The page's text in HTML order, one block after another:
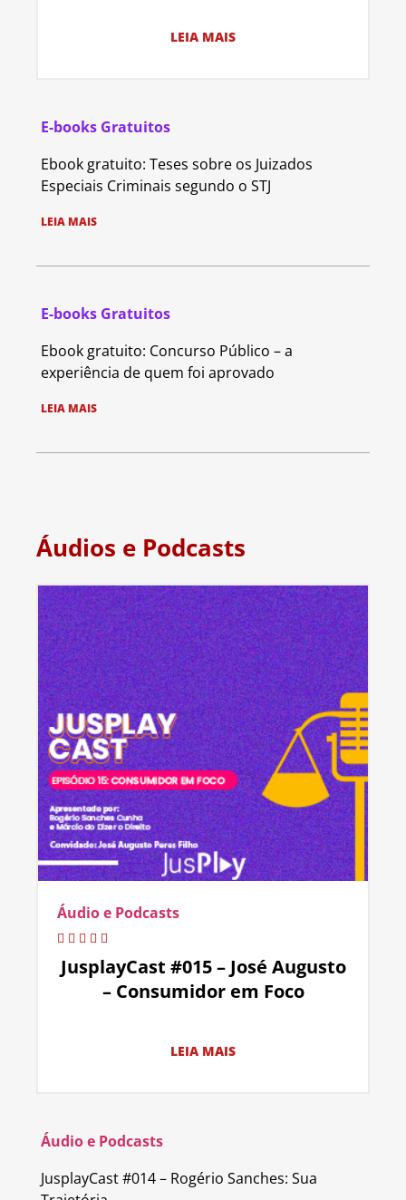
LEIA MAIS
E-books Gratuitos
Ebook gratuito: Teses sobre os Juizados
Especiais Criminais segundo o STJ
LEIA MAIS
E-books Gratuitos
Ebook gratuito: Concurso Público – a
experiência de quem foi aprovado
LEIA MAIS
Áudios e Podcasts
Áudio e Podcasts
JusplayCast #015 – José Augusto
– Consumidor em Foco
LEIA MAIS
Áudio e Podcasts
JusplayCast #014 – Rogério Sanches: Sua